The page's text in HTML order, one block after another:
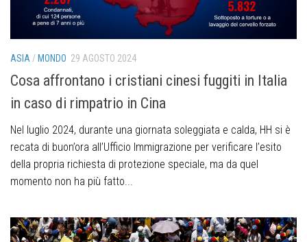
ASIA /MONDO 29 AGOSTO 2024
Cosa affrontano i cristiani cinesi fuggiti in Italia
in caso di rimpatrio in Cina
Nel luglio 2024, durante una giornata soleggiata e calda, HH si è
recata di buon’ora all’Ufficio Immigrazione per verificare l’esito
della propria richiesta di protezione speciale, ma da quel
momento non ha più fatto...